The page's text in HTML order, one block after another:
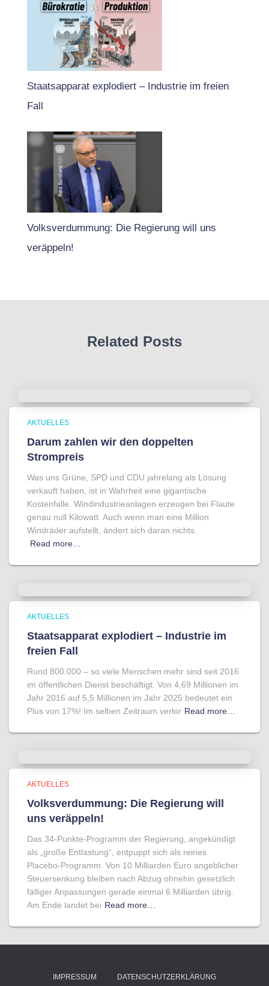
Staatsapparat explodiert – Industrie im freien
Fall
Volksverdummung: Die Regierung will uns
veräppeln!
Related Posts
AKTUELLES
Darum zahlen wir den doppelten
Strompreis
Was uns Grüne, SPD und CDU jahrelang als Lösung
verkauft haben, ist in Wahrheit eine gigantische
Kostenfalle. Windindustrieanlagen erzeugen bei Flaute
genau null Kilowatt. Auch wenn man eine Million
Windräder aufstellt, ändert sich daran nichts.
Read more…
AKTUELLES
Staatsapparat explodiert – Industrie im
freien Fall
Rund 800.000 – so viele Menschen mehr sind seit 2016
im öffentlichen Dienst beschäftigt. Von 4,69 Millionen im
Jahr 2016 auf 5,5 Millionen im Jahr 2025 bedeutet ein
Plus von 17%! Im selben Zeitraum verlor Read more…
AKTUELLES
Volksverdummung: Die Regierung will
uns veräppeln!
Das 34-Punkte-Programm der Regierung, angekündigt
als „große Entlastung“, entpuppt sich als reines
Placebo-Programm. Von 10 Milliarden Euro angeblicher
Steuersenkung bleiben nach Abzug ohnehin gesetzlich
fälliger Anpassungen gerade einmal 6 Milliarden übrig.
Am Ende landet bei Read more…
IMPRESSUM DATENSCHUTZERKLÄRUNG